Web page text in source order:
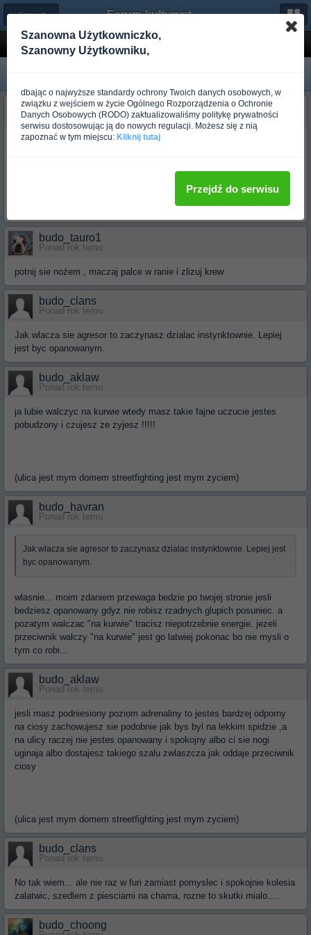
← Samoobrona Forum-kulturystyka.pl
Agresor >:
budo_agresja
Ponad rok temu
Jak wiadomo kiedy załapiesz ciśninirnir czyli agresora ciężko cie
budo_tauro1
Ponad rok temu
potnij sie nożem , maczaj palce w ranie i zlizuj krew
budo_clans
Ponad rok temu
Jak wlacza sie agresor to zaczynasz dzialac instynktownie. Lepiej
jest byc opanowanym.
budo_aklaw
Ponad rok temu
ja lubie walczyc na kurwie wtedy masz takie fajne uczucie jestes
pobudzony i czujesz ze zyjesz !!!!!
(ulica jest mym domem streetfighting jest mym zyciem)
budo_havran
Ponad rok temu
Jak wlacza sie agresor to zaczynasz dzialac instynktownie. Lepiej jest
byc opanowanym.
wlasnie... moim zdaniem przewaga bedzie po twojej stronie jesli
bedziesz opanowany gdyz nie robisz rzadnych glupich posuniec. a
pozatym walczac "na kurwie" tracisz niepotrzebnie energie. jezeli
przeciwnik walczy "na kurwie" jest go latwiej pokonac bo nie mysli o
tym co robi...
budo_aklaw
Ponad rok temu
jesli masz podniesiony poziom adrenaliny to jestes bardzej odporny
na ciosy zachowujesz sie podobnie jak bys byl na lekkim spidzie ,a
na ulicy raczej nie jestes opanowany i spokojny albo ci sie nogi
uginaja albo dostajesz takiego szalu zwlaszcza jak oddaje przeciwnik
ciosy
(ulica jest mym domem streetfighting jest mym zyciem)
budo_clans
Ponad rok temu
No tak wiem... ale nie raz w furi zamiast pomyslec i spokojnie kolesia
zalatwic, szedlem z piesciami na chama, rozne to skutki mialo.....
budo_choong
Szanowna Użytkowniczko,
Szanowny Użytkowniku,
dbając o najwyższe standardy ochrony Twoich danych osobowych, w
związku z wejściem w życie Ogólnego Rozporządzenia o Ochronie
Danych Osobowych (RODO) zaktualizowaliśmy politykę prywatności
serwisu dostosowując ją do nowych regulacji. Możesz się z nią
zapoznać w tym miejscu: Kliknij tutaj
Przejdź do serwisu